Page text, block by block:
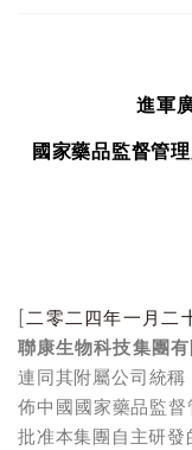
進軍
國家藥品監督管
二零二四年一月二
聯康生物科技集團有
連同其附屬公司統
佈中國國家藥品監
批准本集團自主研